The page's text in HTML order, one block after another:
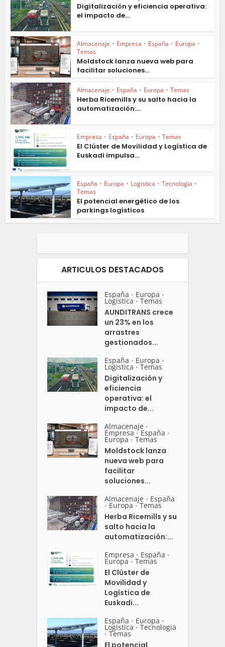
Digitalización y eficiencia operativa:
el impacto de...
Almacenaje • Empresa • España • Europa •
Temas
Moldstock lanza nueva web para
facilitar soluciones...
Almacenaje • España • Europa • Temas
Herba Ricemills y su salto hacia la
automatización:...
Empresa • España • Europa • Temas
El Clúster de Movilidad y Logística de
Euskadi impulsa...
España • Europa • Logistica • Tecnologia •
Temas
El potencial energético de los
parkings logísticos
ARTICULOS DESTACADOS
España • Europa •
Logistica • Temas
AUNDITRANS crece
un 23% en los
arrastres
gestionados...
España • Europa •
Logistica • Temas
Digitalización y
eficiencia
operativa: el
impacto de...
Almacenaje •
Empresa • España •
Europa • Temas
Moldstock lanza
nueva web para
facilitar
soluciones...
Almacenaje • España
• Europa • Temas
Herba Ricemills y su
salto hacia la
automatización:...
Empresa • España •
Europa • Temas
El Clúster de
Movilidad y
Logística de
Euskadi...
España • Europa •
Logistica • Tecnologia
• Temas
El potencial